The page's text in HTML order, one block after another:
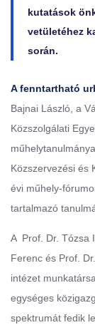
kutatások
vetületéhez
során.
A fenntartható
Bajnai László, a
Közszolgálati
Közszervezési és
évi műhely-
tartalmazó
A Prof. Dr. Tózsa
Ferenc és Prof.
intézet
egységes
spektrumát fedik